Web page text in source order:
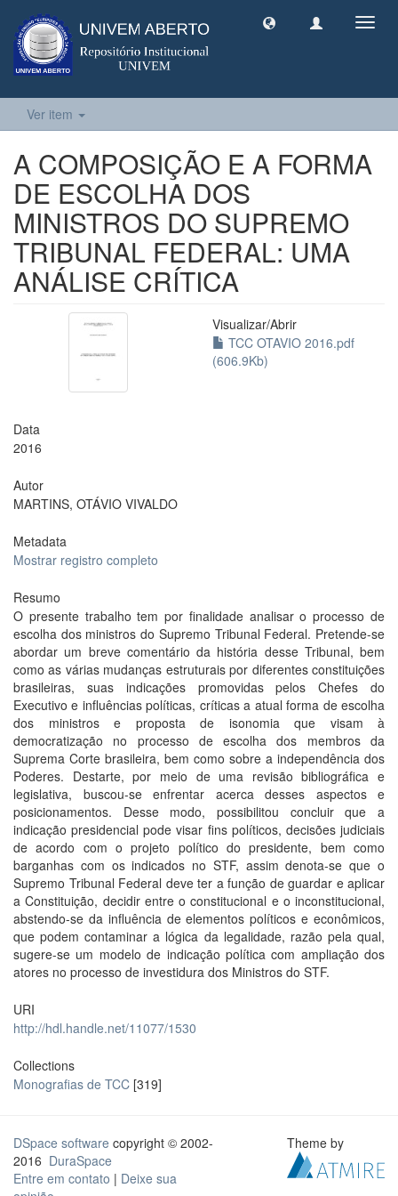
Ver item
A COMPOSIÇÃO E A FORMA
DE ESCOLHA DOS
MINISTROS DO SUPREMO
TRIBUNAL FEDERAL: UMA
ANÁLISE CRÍTICA
Visualizar/Abrir
TCC OTAVIO 2016.pdf
(606.9Kb)
Data
2016
Autor
MARTINS, OTÁVIO VIVALDO
Metadata
Mostrar registro completo
Resumo
O presente trabalho tem por finalidade analisar o processo de
escolha dos ministros do Supremo Tribunal Federal. Pretende-se
abordar um breve comentário da história desse Tribunal, bem
como as várias mudanças estruturais por diferentes constituições
brasileiras, suas indicações promovidas pelos Chefes do
Executivo e influências políticas, críticas a atual forma de escolha
dos ministros e proposta de isonomia que visam à
democratização no processo de escolha dos membros da
Suprema Corte brasileira, bem como sobre a independência dos
Poderes. Destarte, por meio de uma revisão bibliográfica e
legislativa, buscou-se enfrentar acerca desses aspectos e
posicionamentos. Desse modo, possibilitou concluir que a
indicação presidencial pode visar fins políticos, decisões judiciais
de acordo com o projeto político do presidente, bem como
barganhas com os indicados no STF, assim denota-se que o
Supremo Tribunal Federal deve ter a função de guardar e aplicar
a Constituição, decidir entre o constitucional e o inconstitucional,
abstendo-se da influência de elementos políticos e econômicos,
que podem contaminar a lógica da legalidade, razão pela qual,
sugere-se um modelo de indicação política com ampliação dos
atores no processo de investidura dos Ministros do STF.
URI
http://hdl.handle.net/11077/1530
Collections
Monografias de TCC [319]
DSpace software copyright © 2002-
2016 DuraSpace
Entre em contato | Deixe sua
Theme by